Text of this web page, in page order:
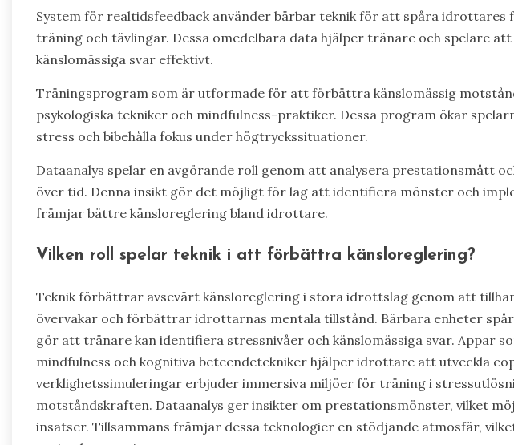
System för realtidsfeedback använder bärbar teknik för att spåra idrottares
träning och tävlingar. Dessa omedelbara data hjälper tränare och spelare
känslomässiga svar effektivt.
Träningsprogram som är utformade för att förbättra känslomässig
psykologiska tekniker och mindfulness-praktiker. Dessa program ökar
stress och bibehålla fokus under högtryckssituationer.
Dataanalys spelar en avgörande roll genom att analysera prestationsmått
över tid. Denna insikt gör det möjligt för lag att identifiera mönster och
främjar bättre känsloreglering bland idrottare.
Vilken roll spelar teknik i att förbättra känsloreglering?
Teknik förbättrar avsevärt känsloreglering i stora idrottslag genom att
övervakar och förbättrar idrottarnas mentala tillstånd. Bärbara enheter
gör att tränare kan identifiera stressnivåer och känslomässiga svar. Appar
mindfulness och kognitiva beteendetekniker hjälper idrottare att utveckla
verklighetssimuleringar erbjuder immersiva miljöer för träning i
motståndskraften. Dataanalys ger insikter om prestationsmönster, vilket
insatser. Tillsammans främjar dessa teknologier en stödjande atmosfär,